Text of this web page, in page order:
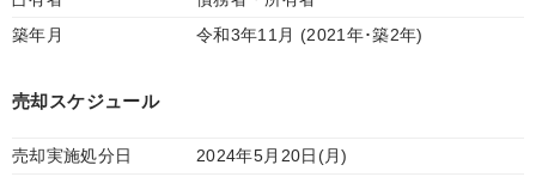
築年月
令和3年11月 (2021年･築2年)
売却スケジュール
売却実施処分日
2024年5月20日(月)